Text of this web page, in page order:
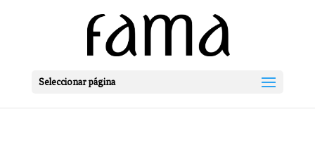
Seleccionar página